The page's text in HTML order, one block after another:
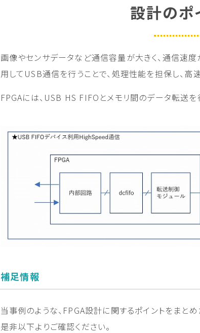
設計のポ
画像やセンサデータなど通信容量が大きく、通信速
用してUSB通信を行うことで、処理性能を担保し、高
FPGAには、USB HS FIFOとメモリ間のデータ転送を
補足情報
当事例のような、FPGA設計に関するポイントをまと
是非以下よりご確認ください。